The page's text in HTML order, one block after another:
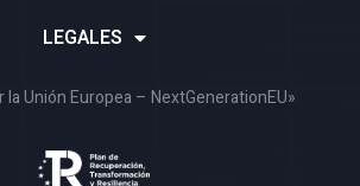
LEGALES
la Unión Europea – NextGenerationEU»